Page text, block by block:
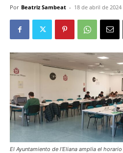
Por Beatriz Sambeat - 18 de abril de 2024
El Ayuntamiento de l’Eliana amplia el